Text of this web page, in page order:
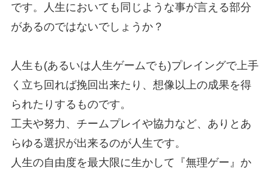
です。人生においても同じような事が言える部分
があるのではないでしょうか？
人生も(あるいは人生ゲームでも)プレイングで上手
く立ち回れば挽回出来たり、想像以上の成果を得
られたりするものです。
工夫や努力、チームプレイや協力など、ありとあ
らゆる選択が出来るのが人生です。
人生の自由度を最大限に生かして『無理ゲー』か